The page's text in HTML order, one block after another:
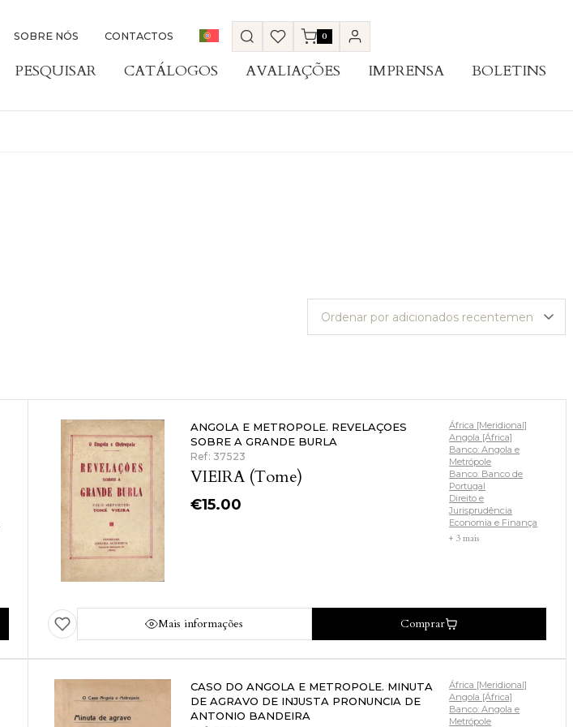
SOBRE NÓS CONTACTOS 0
PESQUISAR CATÁLOGOS AVALIAÇÕES IMPRENSA BOLETINS
ANGOLA E METROPOLE. REVELAÇOES
SOBRE A GRANDE BURLA
Ref: 37523
VIEIRA (Tome)
€15.00
África [Meridional]
Angola [África]
Banco: Angola e
Metrópole
Banco: Banco de
Portugal
Direito e
Jurisprudência
Economia e Finança
+ 3 mais
Mais informações Comprar
CASO DO ANGOLA E METROPOLE. MINUTA
DE AGRAVO DE INJUSTA PRONUNCIA DE
ANTONIO BANDEIRA
África [Meridional]
Angola [África]
Banco: Angola e
Metrópole